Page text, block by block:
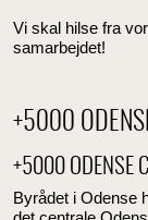
Vi skal hilse fra
samarbejdet!
+5000
+5000 ODENSE
Byrådet i Odense